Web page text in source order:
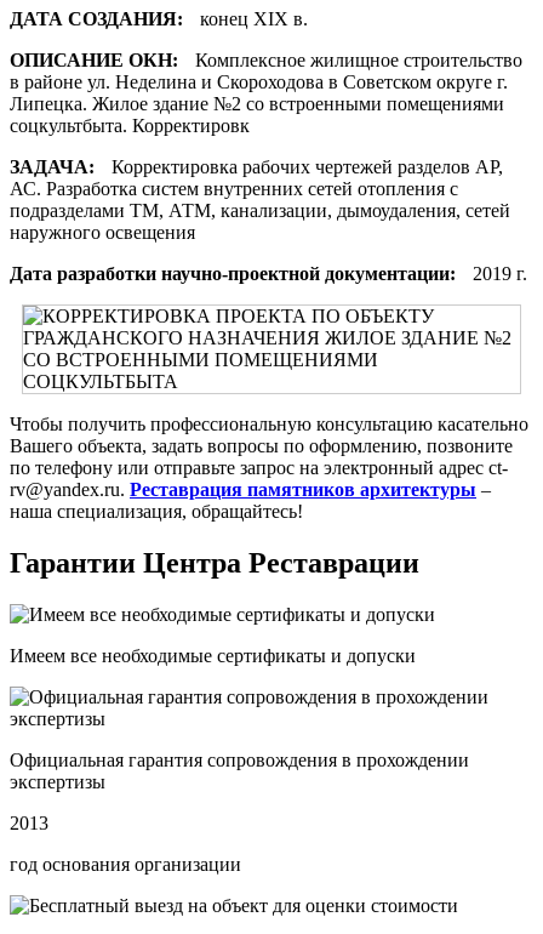
ДАТА СОЗДАНИЯ:
конец XIX в.
ОПИСАНИЕ ОКН:
Комплексное жилищное строительство
в районе ул. Неделина и Скороходова в Советском округе г.
Липецка. Жилое здание №2 со встроенными помещениями
соцкультбыта. Корректировк
ЗАДАЧА:
Корректировка рабочих чертежей разделов АР,
АС. Разработка систем внутренних сетей отопления с
подразделами ТМ, АТМ, канализации, дымоудаления, сетей
наружного освещения
Дата разработки научно-проектной документации:
2019 г.
Чтобы получить профессиональную консультацию касательно
Вашего объекта, задать вопросы по оформлению, позвоните
по телефону или отправьте запрос на электронный адрес ct-
rv@yandex.ru. Реставрация памятников архитектуры –
наша специализация, обращайтесь!
Гарантии Центра Реставрации
Имеем все необходимые сертификаты и допуски
Официальная гарантия сопровождения в прохождении
экспертизы
2013
год основания организации